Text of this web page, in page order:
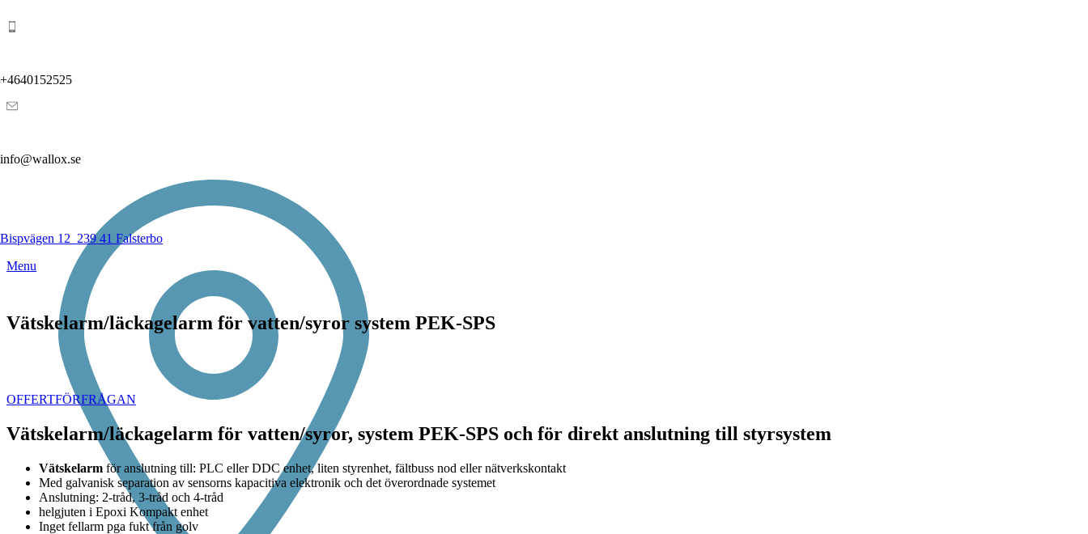
+4640152525
info@wallox.se
Bispvägen 12 239 41 Falsterbo
Menu
Vätskelarm/läckagelarm för vatten/syror system PEK-SPS
Click to enlarge
OFFERTFÖRFRÅGAN
Vätskelarm/läckagelarm för vatten/syror, system PEK-SPS och för direkt anslutning till styrsystem
Vätskelarm för anslutning till: PLC eller DDC enhet, liten styrenhet, fältbuss nod eller nätverkskontakt
Med galvanisk separation av sensorns kapacitiva elektronik och det överordnade systemet
Anslutning: 2-tråd, 3-tråd och 4-tråd
helgjuten i Epoxi Kompakt enhet
Inget fellarm pga fukt från golv